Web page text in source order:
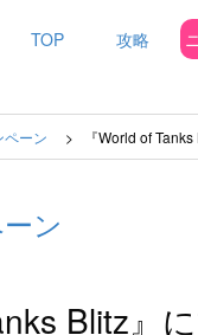
TOP 攻略
ペーン 『World of
ン
Blitz』